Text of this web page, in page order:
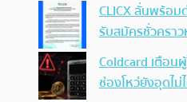
CLICX ลั่นพร้อ
รับสมัครชั่วครา
Coldcard เตือน
ช่องโหว่ยังอุดไม่